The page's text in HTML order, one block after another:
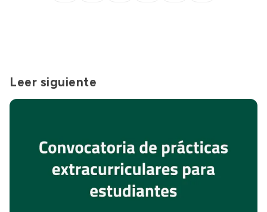
Leer siguiente